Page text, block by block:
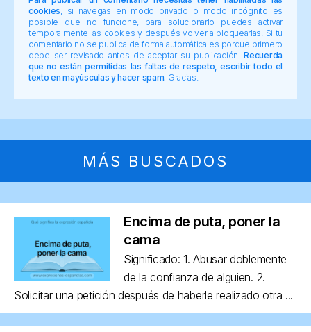
cookies , si navegas en modo privado o modo incógnito es
posible que no funcione, para solucionarlo puedes activar
temporalmente las cookies y después volver a bloquearlas. Si tu
comentario no se publica de forma automática es porque primero
debe ser revisado antes de aceptar su publicación.Recuerda
que no están permitidas las faltas de respeto, escribir todo el
texto en mayúsculas y hacer spam. Gracias.
MÁS BUSCADOS
Encima de puta, poner la
cama
Significado: 1. Abusar doblemente
de la confianza de alguien. 2.
Solicitar una petición después de haberle realizado otra ...